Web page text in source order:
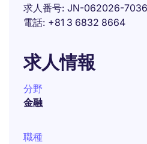
求人番号 JN-062026-
電話 +81 3 6832 8664
求人情報
分野
金融
職種